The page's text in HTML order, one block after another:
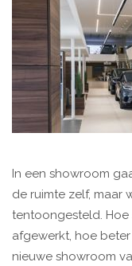
In een showroom
de ruimte zelf, maar
tentoongesteld. Hoe
afgewerkt, hoe
nieuwe showroom